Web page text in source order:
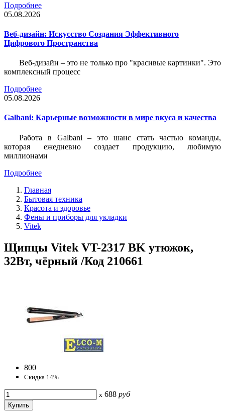
Подробнее
05.08.2026
Веб-дизайн: Искусство Создания Эффективного
Цифрового Пространства
Веб-дизайн – это не только про "красивые картинки". Это
комплексный процесс
Подробнее
05.08.2026
Galbani: Карьерные возможности в мире вкуса и качества
Работа в Galbani – это шанс стать частью команды,
которая ежедневно создает продукцию, любимую
миллионами
Подробнее
Главная
Бытовая техника
Красота и здоровье
Фены и приборы для укладки
Vitek
Щипцы Vitek VT-2317 BK утюжок,
32Вт, чёрный /Код 210661
800
Скидка 14%
x 688 руб